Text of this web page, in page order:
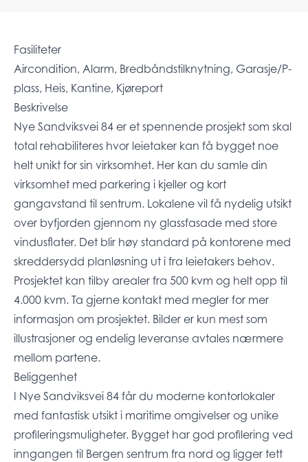
Fasiliteter
Aircondition, Alarm, Bredbåndstilknytning, Garasje/P-
plass, Heis, Kantine, Kjøreport
Beskrivelse
Nye Sandviksvei 84 er et spennende prosjekt som skal
total rehabiliteres hvor leietaker kan få bygget noe
helt unikt for sin virksomhet. Her kan du samle din
virksomhet med parkering i kjeller og kort
gangavstand til sentrum. Lokalene vil få nydelig utsikt
over byfjorden gjennom ny glassfasade med store
vindusflater. Det blir høy standard på kontorene med
skreddersydd planløsning ut i fra leietakers behov.
Prosjektet kan tilby arealer fra 500 kvm og helt opp til
4.000 kvm. Ta gjerne kontakt med megler for mer
informasjon om prosjektet. Bilder er kun mest som
illustrasjoner og endelig leveranse avtales nærmere
mellom partene.
Beliggenhet
I Nye Sandviksvei 84 får du moderne kontorlokaler
med fantastisk utsikt i maritime omgivelser og unike
profileringsmuligheter. Bygget har god profilering ved
inngangen til Bergen sentrum fra nord og ligger tett